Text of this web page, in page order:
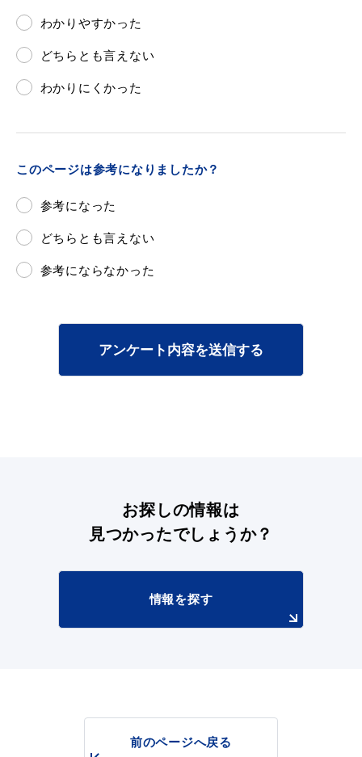
わかりやすかった
どちらとも言えない
わかりにくかった
このページは参考になりましたか？
参考になった
どちらとも言えない
参考にならなかった
アンケート内容を送信する
お探しの情報は
見つかったでしょうか？
情報を探す
前のページへ戻る